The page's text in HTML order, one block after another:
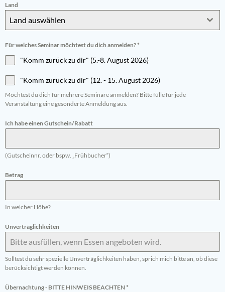
Land
Land auswählen
Für welches Seminar möchtest du dich anmelden?*
"Komm zurück zu dir" (5.-8. August 2026)
"Komm zurück zu dir" (12. - 15. August 2026)
Möchtest du dich für mehrere Seminare anmelden? Bitte fülle für jede
Veranstaltung eine gesonderte Anmeldung aus.
Ich habe einen Gutschein/Rabatt
(Gutscheinnr. oder bspw. „Frühbucher“)
Betrag
In welcher Höhe?
Unverträglichkeiten
Solltest du sehr spezielle Unverträglichkeiten haben, sprich mich bitte an, ob diese
berücksichtigt werden können.
Übernachtung - BITTE HINWEIS BEACHTEN*